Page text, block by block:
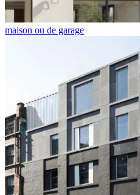
maison ou de garage